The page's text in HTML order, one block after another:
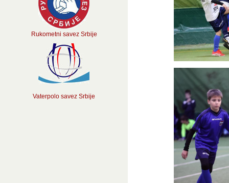
Rukometni savez Srbije
Vaterpolo savez Srbije